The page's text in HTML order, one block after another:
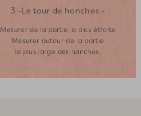
3 -Le tour de hanches -
Mesurer de la partie la plus étroite
Mesurer autour de la partie
la plus large des hanches.
`